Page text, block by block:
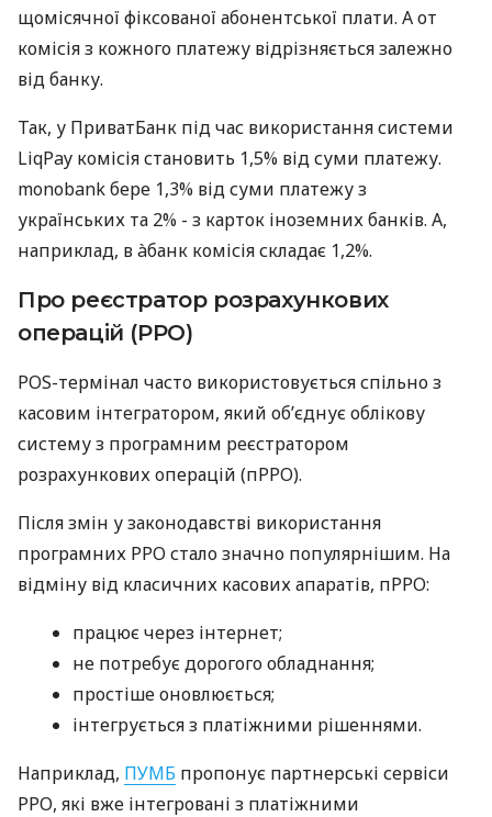
щомісячної фіксованої абонентської плати. А от
комісія з кожного платежу відрізняється залежно
від банку.
Так, у ПриватБанк під час використання системи
LiqPay комісія становить 1,5% від суми платежу.
monobank бере 1,3% від суми платежу з
українських та 2% - з карток іноземних банків. А,
наприклад, в àбанк комісія складає 1,2%.
Про реєстратор розрахункових
операцій (РРО)
POS-термінал часто використовується спільно з
касовим інтегратором, який об’єднує облікову
систему з програмним реєстратором
розрахункових операцій (пРРО).
Після змін у законодавстві використання
програмних РРО стало значно популярнішим. На
відміну від класичних касових апаратів, пРРО:
працює через інтернет;
не потребує дорогого обладнання;
простіше оновлюється;
інтегрується з платіжними рішеннями.
Наприклад, ПУМБ пропонує партнерські сервіси
РРО, які вже інтегровані з платіжними